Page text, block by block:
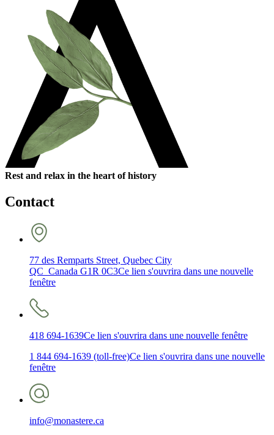
Rest and relax in the heart of history
Contact
77 des Remparts Street, Quebec City
QC Canada G1R 0C3Ce lien s'ouvrira dans une nouvelle
fenêtre
418 694-1639Ce lien s'ouvrira dans une nouvelle fenêtre
1 844 694-1639 (toll-free)Ce lien s'ouvrira dans une nouvelle
fenêtre
info@monastere.ca